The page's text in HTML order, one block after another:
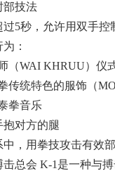
部技法
过5秒，允许用双手
：
（WAI KHRUU）仪
传统特色的服饰（
拳音乐
抱对方的腿
，用拳技攻击有效
击总会 K-1是一种与